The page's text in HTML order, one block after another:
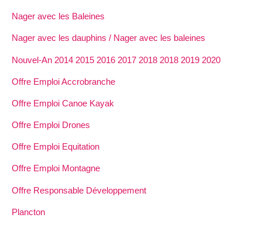
Nager avec les Baleines
Nager avec les dauphins / Nager avec les baleines
Nouvel-An 2014 2015 2016 2017 2018 2018 2019 2020
Offre Emploi Accrobranche
Offre Emploi Canoe Kayak
Offre Emploi Drones
Offre Emploi Equitation
Offre Emploi Montagne
Offre Responsable Développement
Plancton